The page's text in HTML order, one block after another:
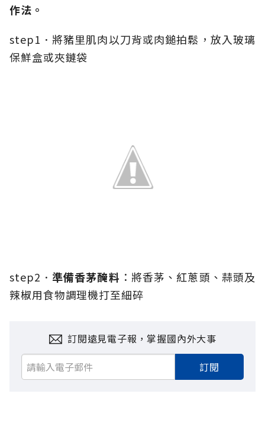
作法。
step1．將豬里肌肉以刀背或肉鎚拍鬆，放入玻璃
保鮮盒或夾鏈袋
step2． 準備香茅醃料 ：將香茅、紅蔥頭、蒜頭及
辣椒用食物調理機打至細碎
訂閱遠見電子報，掌握國內外大事
訂閱